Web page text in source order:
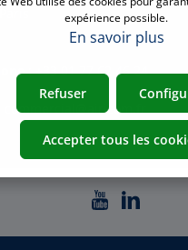
:+33 01 77 62 46 24
commercial@airicom.fr
expérience possible.
En savoir plus
Refuser
Accepter tous les